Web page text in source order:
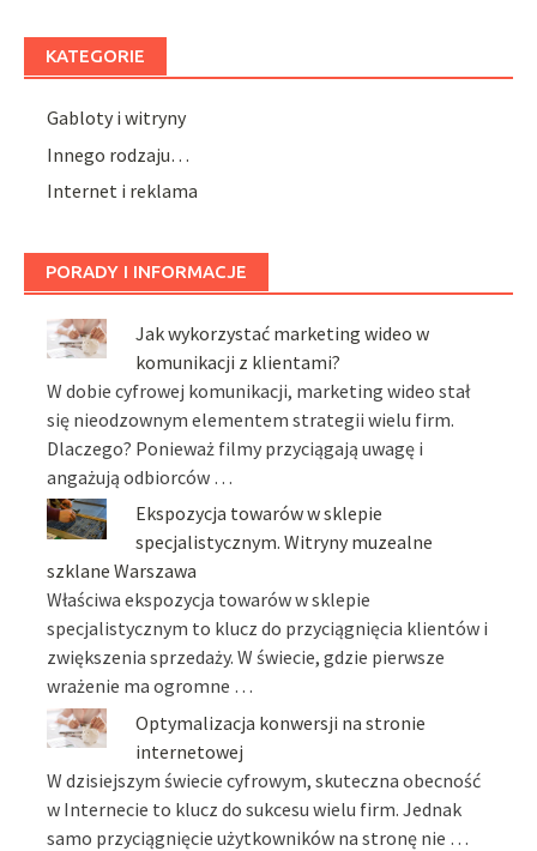
KATEGORIE
Gabloty i witryny
Innego rodzaju…
Internet i reklama
PORADY I INFORMACJE
Jak wykorzystać marketing wideo w
komunikacji z klientami?
W dobie cyfrowej komunikacji, marketing wideo stał
się nieodzownym elementem strategii wielu firm.
Dlaczego? Ponieważ filmy przyciągają uwagę i
angażują odbiorców …
Ekspozycja towarów w sklepie
specjalistycznym. Witryny muzealne
szklane Warszawa
Właściwa ekspozycja towarów w sklepie
specjalistycznym to klucz do przyciągnięcia klientów i
zwiększenia sprzedaży. W świecie, gdzie pierwsze
wrażenie ma ogromne …
Optymalizacja konwersji na stronie
internetowej
W dzisiejszym świecie cyfrowym, skuteczna obecność
w Internecie to klucz do sukcesu wielu firm. Jednak
samo przyciągnięcie użytkowników na stronę nie …